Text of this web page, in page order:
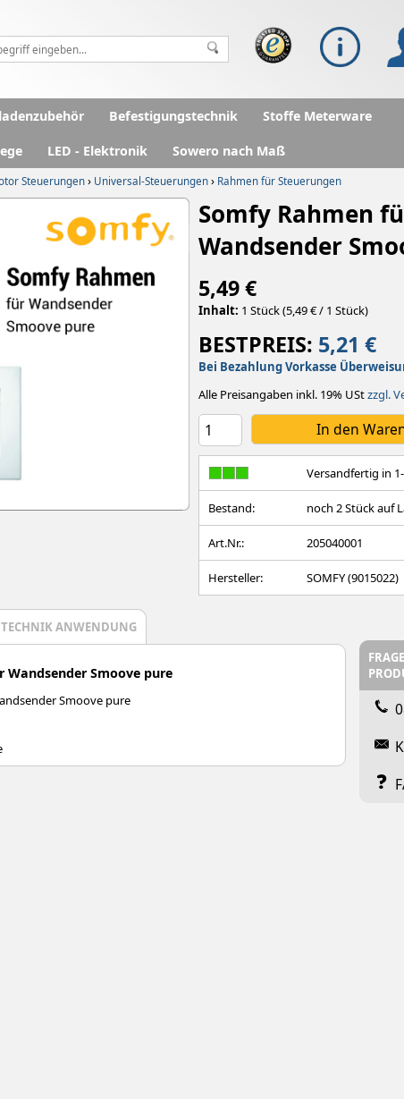
Befestigungstechnik Stoffe Meterware
LED - Elektronik Sowero nach Maß
Steuerungen› Universal-Steuerungen› Rahmen für Steuerungen
Somfy Rahmen
Wandsender
5,49 €
Inhalt: 1 Stück (5,49 € / 1 Stück)
BESTPREIS: 5,21 €
Bei Bezahlung Vorkasse
Alle Preisangaben inkl. 19% UStzzgl.
Versandfertig in
Bestand: noch 2Stück auf
Art.Nr.: 205040001
Hersteller: SOMFY (9015022)
TECHNIK ANWENDUNG
Wandsender Smoove pure
Smoove pure